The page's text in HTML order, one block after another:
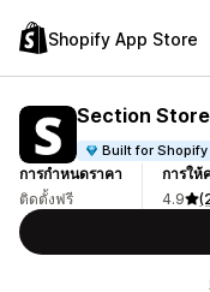
Shopify App Store
Section
Built for Shopify
การกำหนดราคา
ติดตั้งฟรี
การให้
4.9